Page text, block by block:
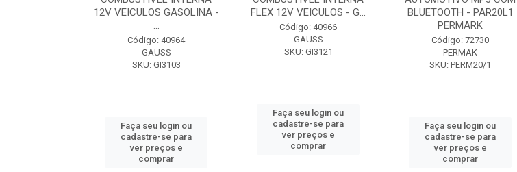
12V VEICULOS GASOLINA -
...
Código: 40964
GAUSS
SKU: GI3103
Faça seu login ou
cadastre-se para
ver preços e
comprar
FLEX 12V VEICULOS - G...
Código: 40966
GAUSS
SKU: GI3121
Faça seu login ou
cadastre-se para
ver preços e
comprar
BLUETOOTH - PAR20L1
PERMARK
Código: 72730
PERMAK
SKU: PERM20/1
Faça seu login ou
cadastre-se para
ver preços e
comprar